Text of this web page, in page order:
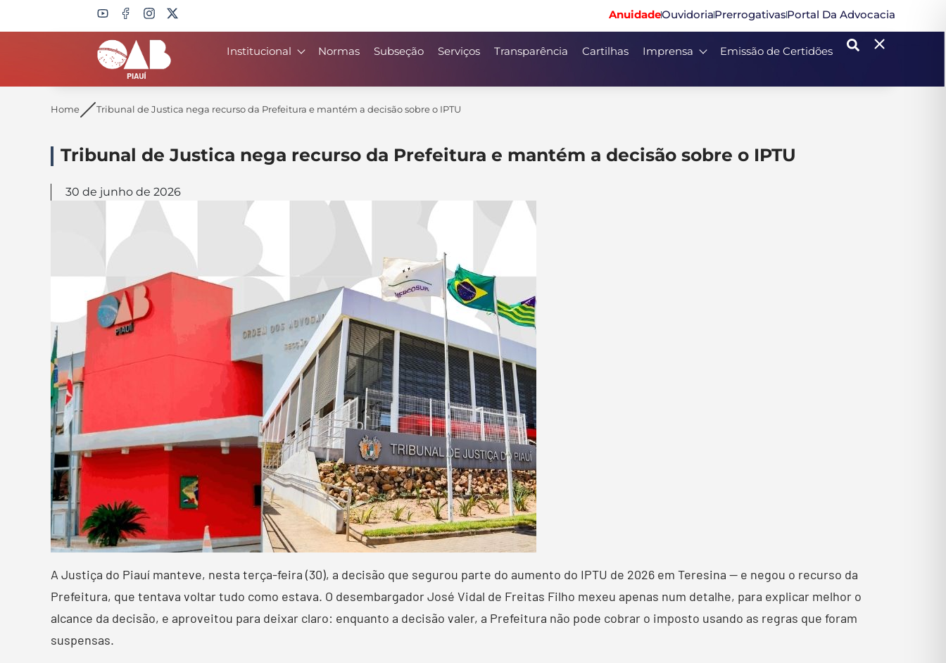
AnuidadeOuvidoriaPrerrogativasPortal Da Advocacia
Institucional Normas Subseção Serviços Transparência Cartilhas Imprensa Emissão de Certidões
Search
Home Tribunal de Justica nega recurso da Prefeitura e mantém a decisão sobre o IPTU
Tribunal de Justica nega recurso da Prefeitura e mantém a decisão sobre o IPTU
30 de junho de 2026
A Justiça do Piauí manteve, nesta terça-feira (30), a decisão que segurou parte do aumento do IPTU de 2026 em Teresina — e negou o recurso da
Prefeitura, que tentava voltar tudo como estava. O desembargador José Vidal de Freitas Filho mexeu apenas num detalhe, para explicar melhor o
alcance da decisão, e aproveitou para deixar claro: enquanto a decisão valer, a Prefeitura não pode cobrar o imposto usando as regras que foram
suspensas.